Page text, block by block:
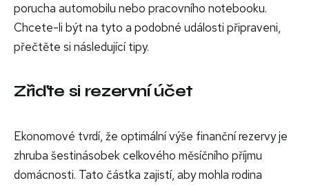
porucha automobilu nebo pracovního notebooku.
Chcete-li být na tyto a podobné události připraveni,
přečtěte si následující tipy.
Zřiďte si rezervní účet
Ekonomové tvrdí, že optimální výše finanční rezervy je
zhruba šestinásobek celkového měsíčního příjmu
domácnosti. Tato částka zajistí, aby mohla rodina